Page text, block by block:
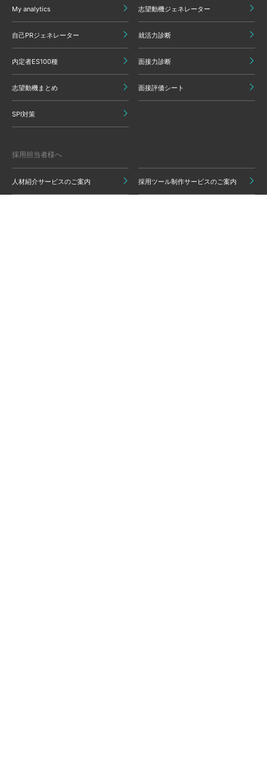
My analytics 志望動機ジェネレーター
自己PRジェネレーター 就活力診断
内定者ES100種 面接力診断
志望動機まとめ 面接評価シート
SPI対策
採用担当者様へ
人材紹介サービスのご案内 採用ツール制作サービスのご案内